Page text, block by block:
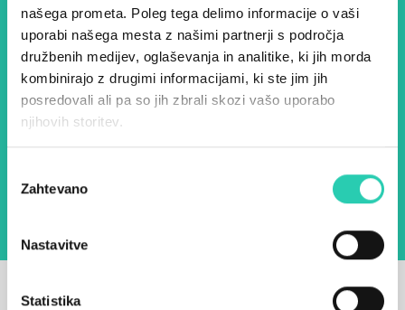
našega prometa. Poleg tega delimo informacije o vaši
uporabi našega mesta z našimi partnerji s področja
družbenih medijev, oglaševanja in analitike, ki jih morda
kombinirajo z drugimi informacijami, ki ste jim jih
posredovali ali pa so jih zbrali skozi vašo uporabo
njihovih storitev.
soglasja
Zahtevano
Nastavitve
Statistika
Z uporabo tega obrazca potrjujem, da sem